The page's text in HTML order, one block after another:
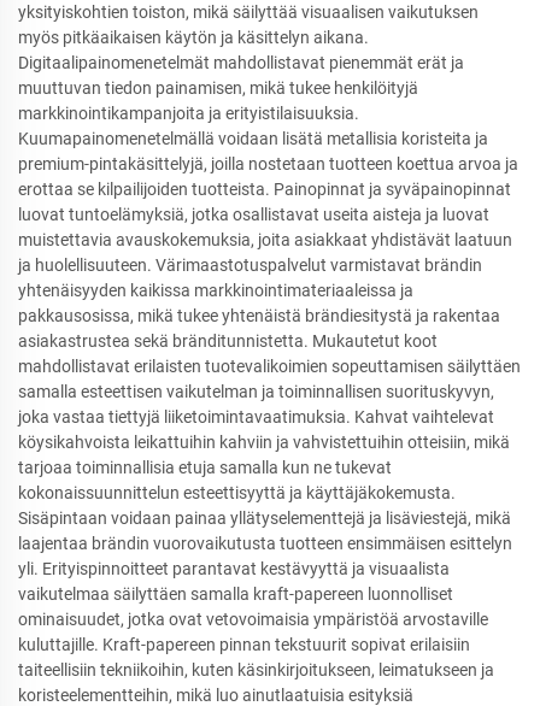
yksityiskohtien toiston, mikä säilyttää visuaalisen vaikutuksen
myös pitkäaikaisen käytön ja käsittelyn aikana.
Digitaalipainomenetelmät mahdollistavat pienemmät erät ja
muuttuvan tiedon painamisen, mikä tukee henkilöityjä
markkinointikampanjoita ja erityistilaisuuksia.
Kuumapainomenetelmällä voidaan lisätä metallisia koristeita ja
premium-pintakäsittelyjä, joilla nostetaan tuotteen koettua arvoa ja
erottaa se kilpailijoiden tuotteista. Painopinnat ja syväpainopinnat
luovat tuntoelämyksiä, jotka osallistavat useita aisteja ja luovat
muistettavia avauskokemuksia, joita asiakkaat yhdistävät laatuun
ja huolellisuuteen. Värimaastotuspalvelut varmistavat brändin
yhtenäisyyden kaikissa markkinointimateriaaleissa ja
pakkausosissa, mikä tukee yhtenäistä brändiesitystä ja rakentaa
asiakastrustea sekä bränditunnistetta. Mukautetut koot
mahdollistavat erilaisten tuotevalikoimien sopeuttamisen säilyttäen
samalla esteettisen vaikutelman ja toiminnallisen suorituskyvyn,
joka vastaa tiettyjä liiketoimintavaatimuksia. Kahvat vaihtelevat
köysikahvoista leikattuihin kahviin ja vahvistettuihin otteisiin, mikä
tarjoaa toiminnallisia etuja samalla kun ne tukevat
kokonaissuunnittelun esteettisyyttä ja käyttäjäkokemusta.
Sisäpintaan voidaan painaa yllätyselementtejä ja lisäviestejä, mikä
laajentaa brändin vuorovaikutusta tuotteen ensimmäisen esittelyn
yli. Erityispinnoitteet parantavat kestävyyttä ja visuaalista
vaikutelmaa säilyttäen samalla kraft-papereen luonnolliset
ominaisuudet, jotka ovat vetovoimaisia ympäristöä arvostaville
kuluttajille. Kraft-papereen pinnan tekstuurit sopivat erilaisiin
taiteellisiin tekniikoihin, kuten käsinkirjoitukseen, leimatukseen ja
koristeelementteihin, mikä luo ainutlaatuisia esityksiä